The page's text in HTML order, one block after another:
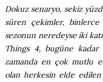
Dokuz senaryo, sekiz
süren çekimler,
sezonun neredeyse iki
Things 4, bugüne
zamanda en çok mutlu
olan herkesin elde